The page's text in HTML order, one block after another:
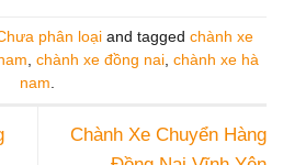
phân loạiand tagged chành xe
, chành xe đồng nai, chành xe hà
nam.
Chành Xe Chuyển Hàng